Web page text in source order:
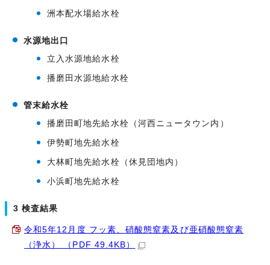
洲本配水場給水栓
水源地出口
立入水源地給水栓
播磨田水源地給水栓
管末給水栓
播磨田町地先給水栓（河西ニュータウン内）
伊勢町地先給水栓
大林町地先給水栓（休見団地内）
小浜町地先給水栓
3 検査結果
令和5年12月度 フッ素、硝酸態窒素及び亜硝酸態窒素
（浄水） （PDF 49.4KB）